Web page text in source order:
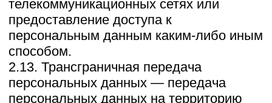
— организовывать обработку
персональных данных в порядке,
установленном действующим
законодательством РФ;
— отвечать на обращения и запросы
субъектов персональных данных и их
законных представителей в
соответствии с требованиями Закона о